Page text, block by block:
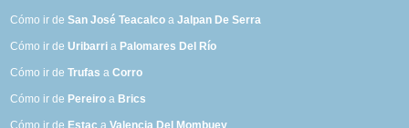
Cómo ir deSan José Teacalco aJalpan De Serra
Cómo ir deUribarri a Palomares Del Río
Cómo ir deTrufas aCorro
Cómo ir de Pereiro a Brics